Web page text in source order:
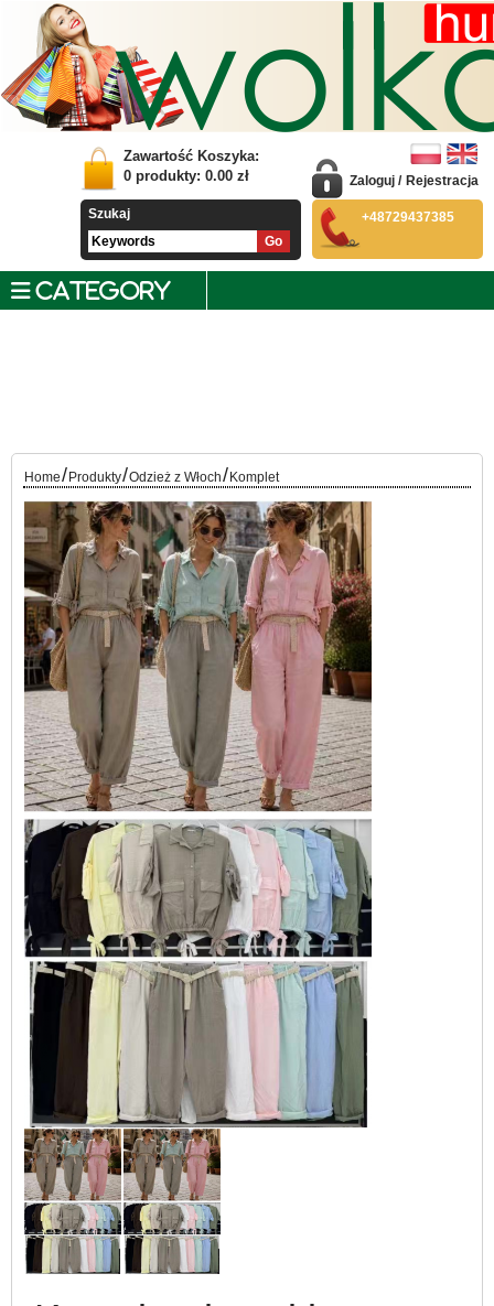
Zawartość Koszyka:
0 produkty: 0.00 zł
Szukaj
Zaloguj / Rejestracja
+48729437385
CATEGORY
Home/ Produkty/Odzież z Włoch/ Komplet